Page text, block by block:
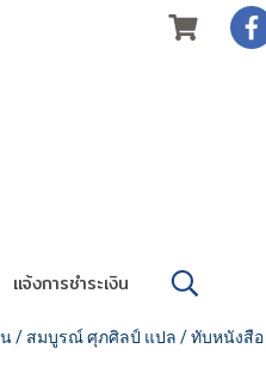
แจ้งการชำระเงิน
น / สมบูรณ์ ศุภศิลป์ แปล / ทับหนังสือ